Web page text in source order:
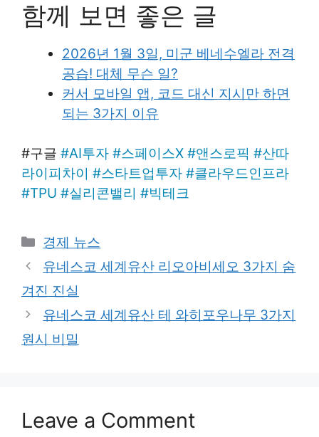
함께 보면 좋은 글
2026년 1월 3일, 미군 베네수엘라 전격
공습! 대체 무슨 일?
커서 모바일 앱, 코드 대신 지시만 하면
되는 3가지 이유
​#구글 #AI투자 #스페이스X #앤스로픽 #산따
라이피차이 #스타트업투자 #클라우드인프라
#TPU #실리콘밸리 #빅테크
Categories
경제 뉴스
유네스코 세계유산 리오아비세오 3가지 숨
겨진 진실
유네스코 세계유산 테 와히포우나무 3가지
원시 비밀
Leave a Comment